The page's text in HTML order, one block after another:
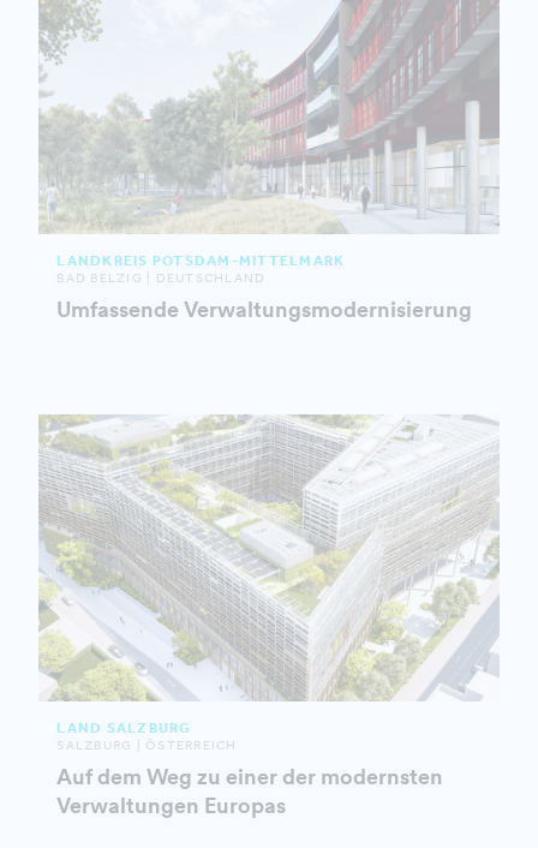
LANDKREIS POTSDAM-MITTELMARK
BAD BELZIG | DEUTSCHLAND
Umfassende Verwaltungsmodernisierung
LAND SALZBURG
SALZBURG | ÖSTERREICH
Auf dem Weg zu einer der modernsten
Verwaltungen Europas